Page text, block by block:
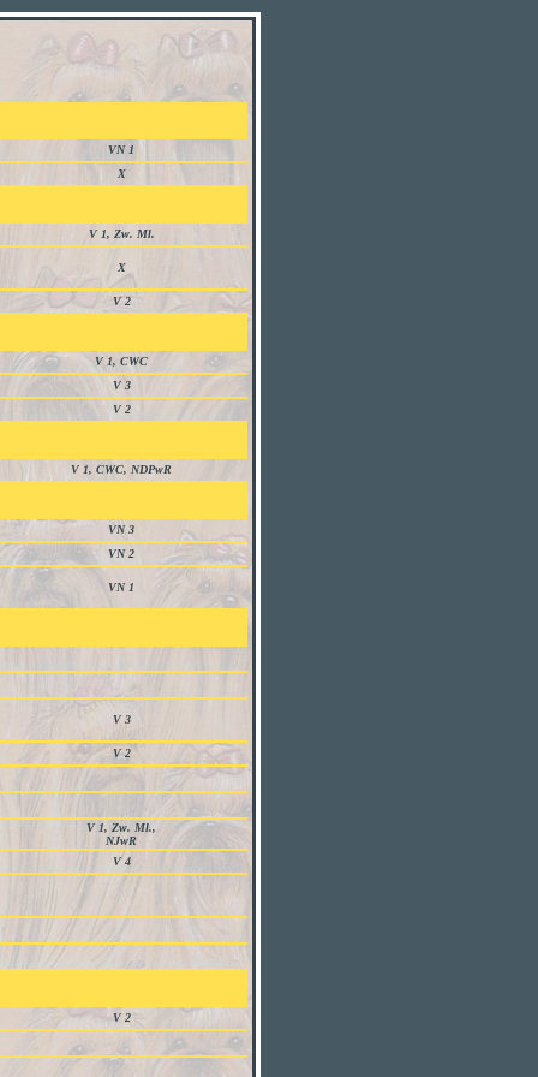
VN 1
X
V 1, Zw. Ml.
X
V 2
V 1, CWC
V 3
V 2
V 1, CWC, NDPwR
VN 3
VN 2
VN 1
V 3
V 2
V 1, Zw. Ml.,
NJwR
V 4
V 2